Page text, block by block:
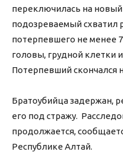
переключилась на
подозреваемый схватил
потерпевшего не менее 7
головы, грудной клетки
Потерпевший скончался
Братоубийца задержан,
его под стражу.
продолжается,
Республике Алтай.